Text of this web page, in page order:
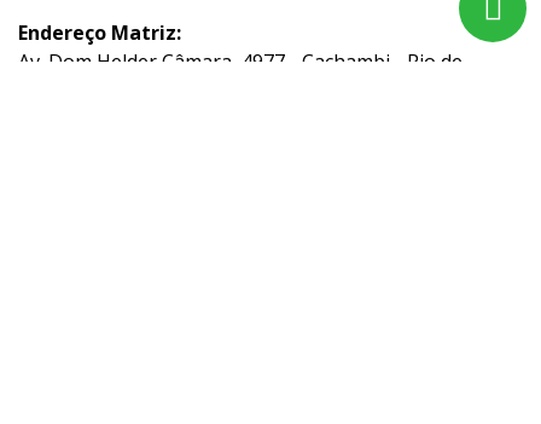
Endereço Matriz:
Av. Dom Helder Câmara, 4977 - Cachambi - Rio de